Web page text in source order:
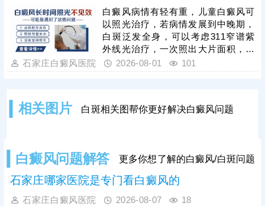
白癜风需遵循科学诊疗原则，临床多
采用综合性治疗方案，像中医定向、
药物渗透联合308激光是常用且安全
高效的方法，适配儿童体质，能够内
外兼顾修复黑色素细胞，复色效果明
显。白癜风治疗是循序渐进的过程，
白癜风病情有轻有重，儿童白癜风可
以照光治疗，若病情发展到中晚期，
白斑泛发全身，可以考虑311窄谱紫
外线光治疗，一次照出大片面积，节
省单次照光时间和费用;若白斑面积较
小，数目不多，可考虑308准分子激
率，维持疗效连贯;可搭配对症药物进
石家庄白癜风医院 2026-08-01 101
相关图片 白斑相关图帮你更好解决白癜风问题
白癜风问题解答 更多你想了解的白癜风/白斑问题
石家庄哪家医院是专门看白癜风的
石家庄白癜风医院 2026-08-07 18